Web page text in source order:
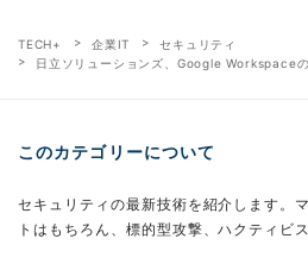
TECH+ 企業IT
セキュリティ
日立ソリューションズ、Google Workspace
このカテゴリーについて
セキュリティの最新技術を紹介します。
トはもちろん、標的型攻撃、ハクティビ